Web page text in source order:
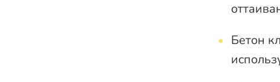
Бетон